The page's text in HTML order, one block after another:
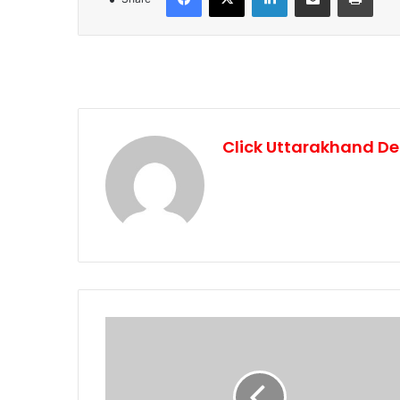
Click Uttarakhand